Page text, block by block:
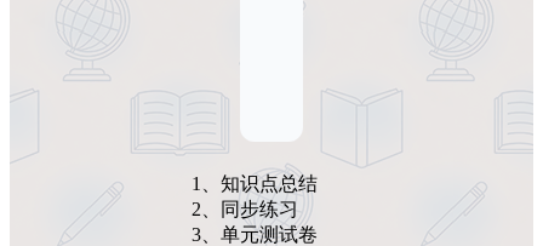
1、知识点总结
2、同步练习
3、单元测试卷